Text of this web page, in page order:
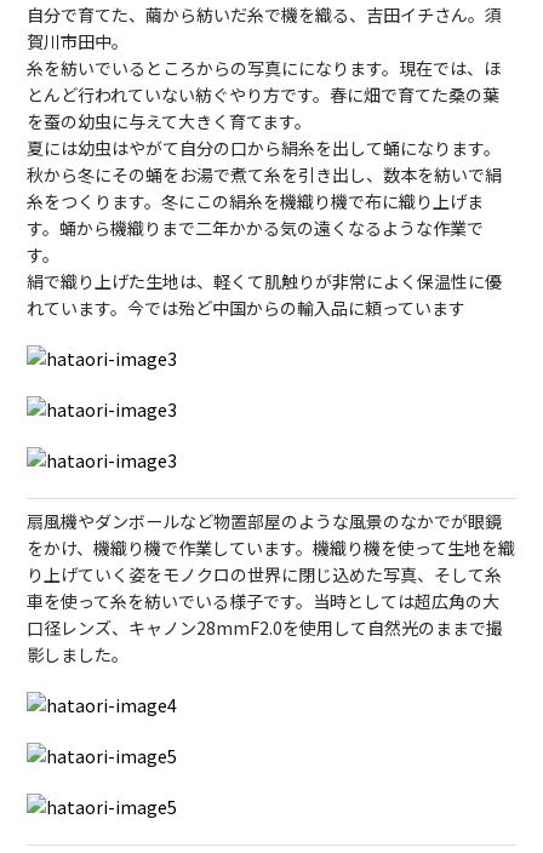
自分で育てた、繭から紡いだ糸で機を織る、吉田イチさん。須
賀川市田中。
糸を紡いでいるところからの写真にになります。現在では、ほ
とんど行われていない紡ぐやり方です。春に畑で育てた桑の葉
を蚕の幼虫に与えて大きく育てます。
夏には幼虫はやがて自分の口から絹糸を出して蛹になります。
秋から冬にその蛹をお湯で煮て糸を引き出し、数本を紡いで絹
糸をつくります。冬にこの絹糸を機織り機で布に織り上げま
す。蛹から機織りまで二年かかる気の遠くなるような作業で
す。
絹で織り上げた生地は、軽くて肌触りが非常によく保温性に優
れています。今では殆ど中国からの輸入品に頼っています
扇風機やダンボールなど物置部屋のような風景のなかでが眼鏡
をかけ、機織り機で作業しています。機織り機を使って生地を織
り上げていく姿をモノクロの世界に閉じ込めた写真、そして糸
車を使って糸を紡いでいる様子です。当時としては超広角の大
口径レンズ、キャノン28mmF2.0を使用して自然光のままで撮
影しました。